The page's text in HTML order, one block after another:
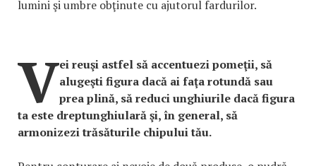
lumini şi umbre obţinute cu ajutorul fardurilor.
Vei reuşi astfel să accentuezi pomeţii, să
alugeşti figura dacă ai faţa rotundă sau
prea plină, să reduci unghiurile dacă figura
ta este dreptunghiulară şi, în general, să
armonizezi trăsăturile chipului tău.